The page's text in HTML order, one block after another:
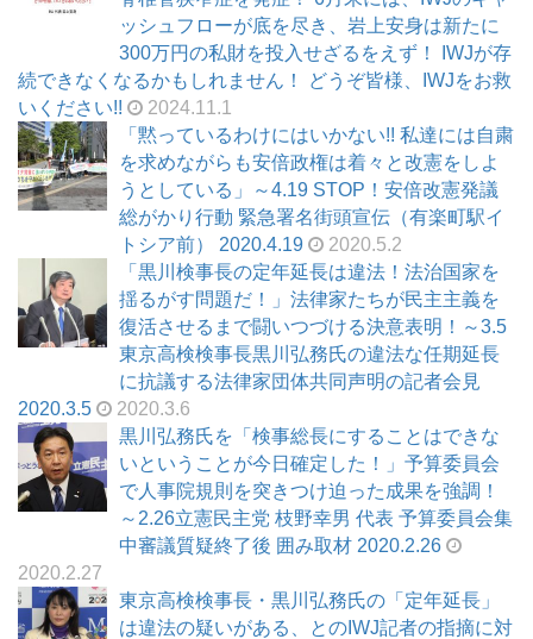
ッシュフローが底を尽き、岩上安身は新たに
300万円の私財を投入せざるをえず！ IWJが存
続できなくなるかもしれません！ どうぞ皆様、IWJをお救
いください!!
2024.11.1
「黙っているわけにはいかない!! 私達には自粛
を求めながらも安倍政権は着々と改憲をしよ
うとしている」～4.19 STOP！安倍改憲発議
総がかり行動 緊急署名街頭宣伝（有楽町駅イ
トシア前） 2020.4.19
2020.5.2
「黒川検事長の定年延長は違法！法治国家を
揺るがす問題だ！」法律家たちが民主主義を
復活させるまで闘いつづける決意表明！～3.5
東京高検検事長黒川弘務氏の違法な任期延長
に抗議する法律家団体共同声明の記者会見
2020.3.5
2020.3.6
黒川弘務氏を「検事総長にすることはできな
いということが今日確定した！」予算委員会
で人事院規則を突きつけ迫った成果を強調！
～2.26立憲民主党 枝野幸男 代表 予算委員会集
中審議質疑終了後 囲み取材 2020.2.26
2020.2.27
東京高検検事長・黒川弘務氏の「定年延長」
は違法の疑いがある、とのIWJ記者の指摘に対